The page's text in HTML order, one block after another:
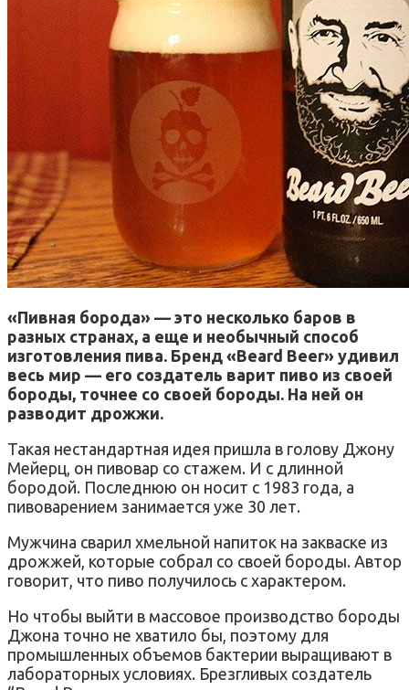
«Пивная борода» — это несколько баров в
разных странах, а еще и необычный способ
изготовления пива. Бренд «Beard Beer» удивил
весь мир — его создатель варит пиво из своей
бороды, точнее со своей бороды. На ней он
разводит дрожжи.
Такая нестандартная идея пришла в голову Джону
Мейерц, он пивовар со стажем. И с длинной
бородой. Последнюю он носит с 1983 года, а
пивоварением занимается уже 30 лет.
Мужчина сварил хмельной напиток на закваске из
дрожжей, которые собрал со своей бороды. Автор
говорит, что пиво получилось с характером.
Но чтобы выйти в массовое производство бороды
Джона точно не хватило бы, поэтому для
промышленных объемов бактерии выращивают в
лабораторных условиях. Брезгливых создатель